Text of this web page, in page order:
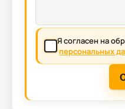
Я согласен на
персональных